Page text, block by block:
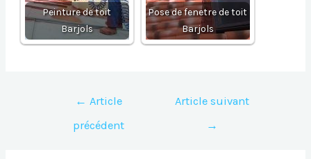
Peinture de toit
Barjols
Pose de fenetre de toit
Barjols
Navigation
l’article
← Article
précédent
Article suivant
→